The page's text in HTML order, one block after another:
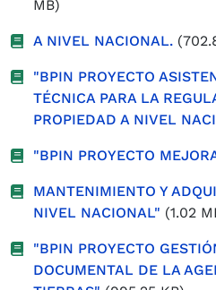
MB)
A NIVEL NACIONAL.
"BPIN PROYECTO
TÉCNICA PARA LA
PROPIEDAD A NIVEL
"BPIN PROYECTO
MANTENIMIENTO Y
NIVEL NACIONAL" (1.02
"BPIN PROYECTO
DOCUMENTAL DE LA